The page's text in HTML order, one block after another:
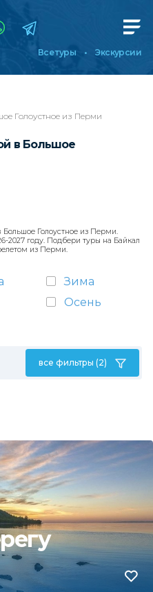
Все туры Экскурсии
Голоустное из Перми
в Большое
Голоустное из Перми.
2027 году. Подбери туры на Байкал
из Перми.
Зима
Осень
все фильтры (2)